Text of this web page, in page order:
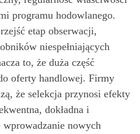
programu hodowlanego.
etap obserwacji,
niespełniających
to, że duża część
oferty handlowej. Firmy
że selekcja przynosi efekty
dokładna i
nowych